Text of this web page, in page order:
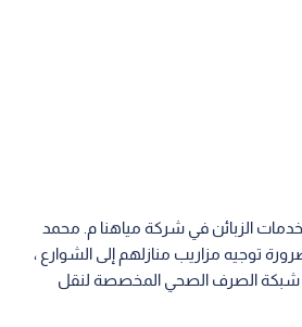
الزبائن في شركة مياهنا م. محمد
توجيه مزاريب منازلهم إلى الشوارع ،
شبكة الصرف الصحي المخصصة لنقل